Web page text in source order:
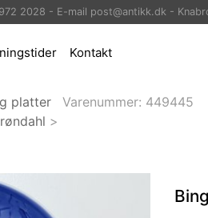
2028 - E-mail post@antikk.dk -
Kontakt
platter
>
Varenummer: 449445